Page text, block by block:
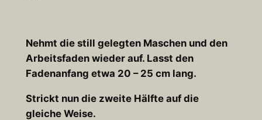
Nehmt die still gelegten Maschen und den
Arbeitsfaden wieder auf. Lasst den
Fadenanfang etwa 20 – 25 cm lang.
Strickt nun die zweite Hälfte auf die
gleiche Weise.